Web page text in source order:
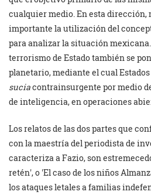
cualquier medio. En esta dirección,
importante la utilización del
para analizar la situación
terrorismo de Estado también se
planetario, mediante el cual
suciacontrainsurgente por medio
de inteligencia, en operaciones
Los relatos de las dos partes que
con la maestría del periodista de
caracteriza a Fazio, son
retén, o El caso de los niños
los ataques letales a familias